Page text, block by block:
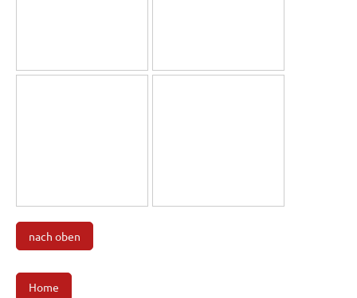
nach oben
Home